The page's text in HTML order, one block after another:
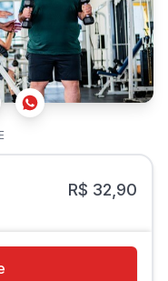
Whatsapp
R$ 32,90